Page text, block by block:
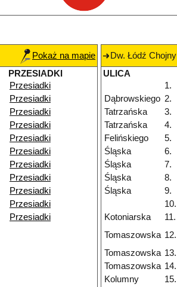
Pokaż na mapie
PRZESIADKI
Przesiadki
Przesiadki
Przesiadki
Przesiadki
Przesiadki
Przesiadki
Przesiadki
Przesiadki
Przesiadki
Przesiadki
Przesiadki
Dw. Łódź Chojny
ULICA
1.
Dąbrowskiego 2.
Tatrzańska
3.
Tatrzańska
4.
Felińskiego
5.
Śląska
6.
Śląska
7.
Śląska
8.
Śląska
9.
10.
Kotoniarska
11.
Tomaszowska 12.
Tomaszowska 13.
Tomaszowska 14.
Kolumny
15.